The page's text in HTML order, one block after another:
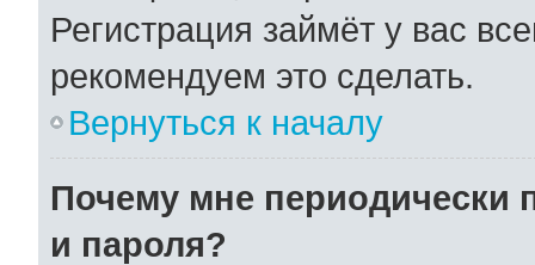
Регистрация займёт у вас
рекомендуем это сделать.
Вернуться к началу
Почему мне периодически
и пароля?